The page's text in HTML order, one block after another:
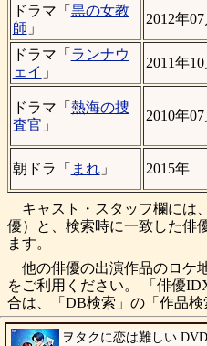
ドラマ「 黒の女教
師 」
2012年07
ドラマ「 ランナウ
ェイ 」
2011年10
ドラマ「 熱海の捜
査官 」
2010年07
朝ドラ「 まれ」 2015年
キャスト・スタッフ欄には
優）と、検索時に一致した俳
ます。
他の俳優の出演作品のロケ
をご利用ください。 「俳優
合は、「DB検索」の「作品検
ヲタクに恋は難しい